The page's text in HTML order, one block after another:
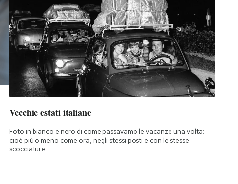
Vecchie estati italiane
Foto in bianco e nero di come passavamo le vacanze una volta:
cioè più o meno come ora, negli stessi posti e con le stesse
scocciature